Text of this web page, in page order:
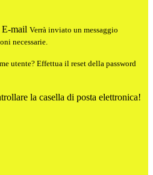
E-mail Verrà inviato un messaggio
necessarie.
utente? Effettua il reset della password
la casella di posta elettronica!